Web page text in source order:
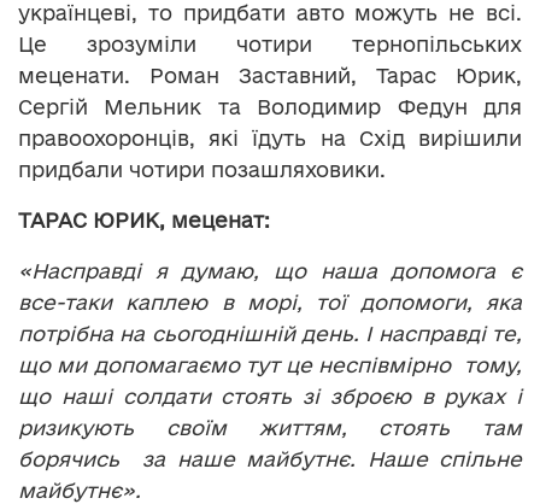
українцеві, то придбати авто можуть не всі.
Це зрозуміли чотири тернопільських
меценати. Роман Заставний, Тарас Юрик,
Сергій Мельник та Володимир Федун для
правоохоронців, які їдуть на Схід вирішили
придбали чотири позашляховики.
ТАРАС ЮРИК, меценат:
«Насправді я думаю, що наша допомога є
все-таки каплею в морі, тої допомоги, яка
потрібна на сьогоднішній день. І насправді те,
що ми допомагаємо тут це неспівмірно тому,
що наші солдати стоять зі зброєю в руках і
ризикують своїм життям, стоять там
борячись за наше майбутнє. Наше спільне
майбутнє».